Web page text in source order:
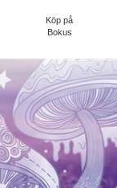
Köp på
Bokus